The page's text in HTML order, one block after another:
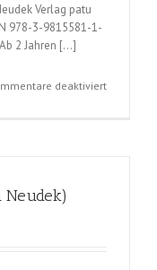
Verlag patu
978-3-9815581-1-
2 Jahren […]
deaktiviertfür